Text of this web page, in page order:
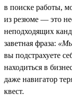
в поиске работы,
из резюме — это
неподходящих
заветная фраза:
вы подстрахуете
находиться в
даже навигатор
квест.